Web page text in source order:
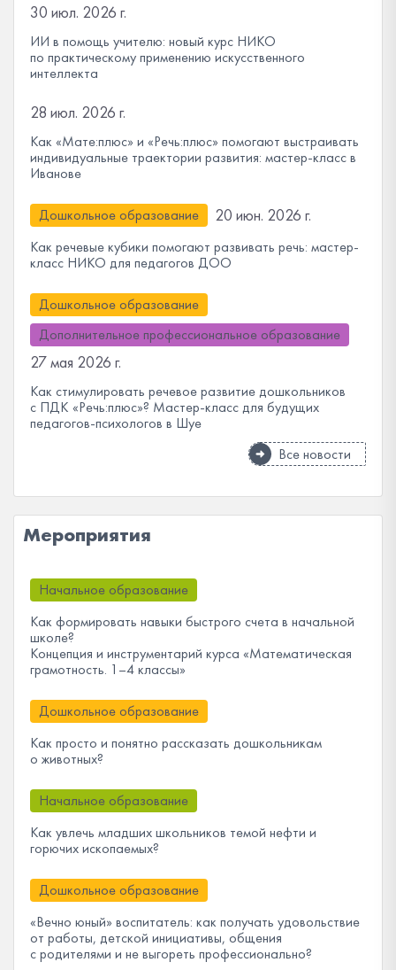
30 июл. 2026 г.
ИИ в помощь учителю: новый курс НИКО
по практическому применению искусственного
интеллекта
28 июл. 2026 г.
Как «Мате:плюс» и «Речь:плюс» помогают выстраивать
индивидуальные траектории развития: мастер-класс в
Иванове
Дошкольное образование 20 июн. 2026 г.
Как речевые кубики помогают развивать речь: мастер-
класс НИКО для педагогов ДОО
Дошкольное образование
Дополнительное профессиональное образование
27 мая 2026 г.
Как стимулировать речевое развитие дошкольников
с ПДК «Речь:плюс»? Мастер-класс для будущих
педагогов-психологов в Шуе
Все новости
Мероприятия
Начальное образование
Как формировать навыки быстрого счета в начальной
школе?
Концепция и инструментарий курса «Математическая
грамотность. 1–4 классы»
Дошкольное образование
Как просто и понятно рассказать дошкольникам
о животных?
Начальное образование
Как увлечь младших школьников темой нефти и
горючих ископаемых?
Дошкольное образование
«Вечно юный» воспитатель: как получать удовольствие
от работы, детской инициативы, общения
с родителями и не выгореть профессионально?